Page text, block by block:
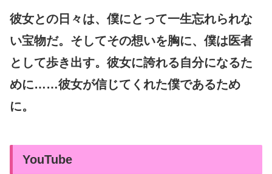
彼女との日々は、僕にとって一生忘れられな
い宝物だ。そしてその想いを胸に、僕は医者
として歩き出す。彼女に誇れる自分になるた
めに……彼女が信じてくれた僕であるため
に。
YouTube